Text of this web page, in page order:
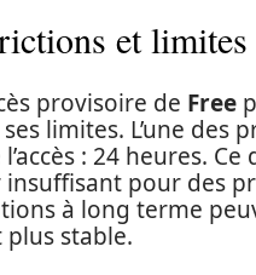
et
provisoire de Free
limites. L’une des
: 24 heures.
insuffisant pour des
à long terme
stable.